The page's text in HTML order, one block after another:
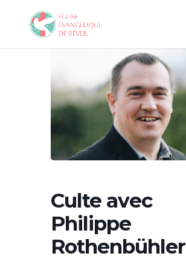
Culte avec
Philippe
Rothenbühler